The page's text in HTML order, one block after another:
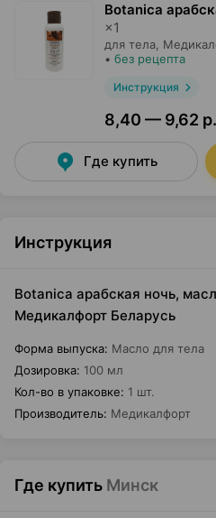
Botanica
×1
для тела,
• без рецепта
Инструкция
8,40 — 9,62 р.
Где купить
Инструкция
Botanica арабская ночь,
Медикалфорт Беларусь
Форма выпуска: Масло для тела
Дозировка: 100 мл
Кол-во в упаковке: 1 шт.
Производитель: Медикалфорт
Где купить Минск